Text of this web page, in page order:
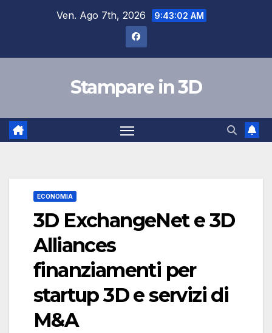
Ven. Ago 7th, 2026 9:43:03 AM
Stampare in 3D
ECONOMIA
3D ExchangeNet e 3D
Alliances
finanziamenti per
startup 3D e servizi di
M&A